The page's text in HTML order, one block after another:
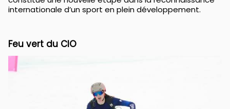
internationale d’un sport en plein développement.
Feu vert du CIO